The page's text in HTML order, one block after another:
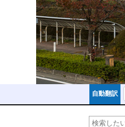
自動翻訳